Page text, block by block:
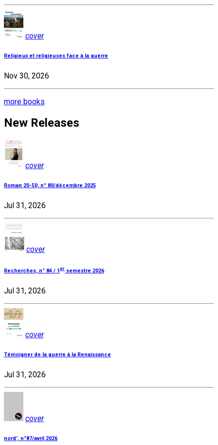
cover
Religieux et religieuses face à la guerre
Nov 30, 2026
more books
New Releases
cover
Roman 20-50, n° 80/décembre 2025
Jul 31, 2026
cover
Recherches, n° 84 / 1er semestre 2026
Jul 31, 2026
cover
Témoigner de la guerre à la Renaissance
Jul 31, 2026
cover
nord', n°87/avril 2026